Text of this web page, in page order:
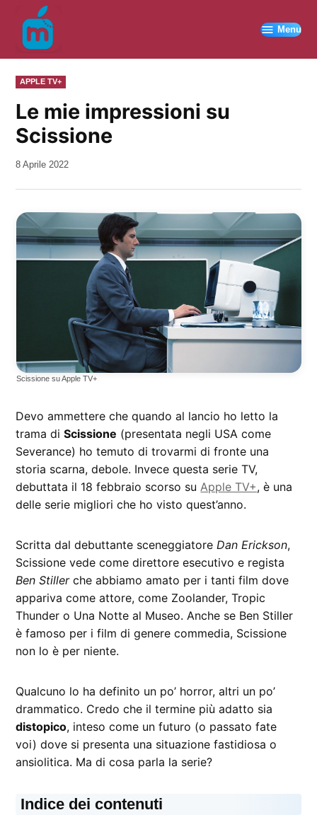
contenuto
Menu
PUBBLICATO
IN
APPLE TV+
Le mie impressioni su
Scissione
da
8 Aprile 2022
Scissione su Apple TV+
Devo ammettere che quando al lancio ho letto la
trama diScissione (presentata negli USA come
Severance) ho temuto di trovarmi di fronte una
storia scarna, debole. Invece questa serie TV,
debuttata il 18 febbraio scorso suApple TV+, è una
delle serie migliori che ho visto quest’anno.
Scritta dal debuttante sceneggiatoreDan Erickson,
Scissione vede come direttore esecutivo e regista
Ben Stillerche abbiamo amato per i tanti film dove
appariva come attore, come Zoolander, Tropic
Thunder o Una Notte al Museo. Anche se Ben Stiller
è famoso per i film di genere commedia, Scissione
non lo è per niente.
Qualcuno lo ha definito un po’ horror, altri un po’
drammatico. Credo che il termine più adatto sia
distopico, inteso come un futuro (o passato fate
voi) dove si presenta una situazione fastidiosa o
ansiolitica. Ma di cosa parla la serie?
Indice dei contenuti